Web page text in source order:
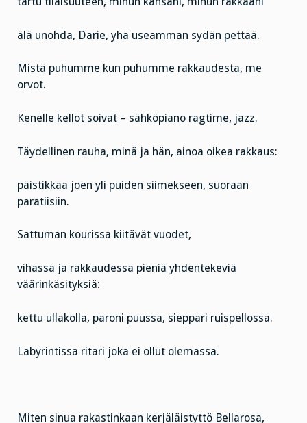
älä unohda, Darie, yhä useamman sydän pettää.
Mistä puhumme kun puhumme rakkaudesta, me
orvot.
Kenelle kellot soivat – sähköpiano ragtime, jazz.
Täydellinen rauha, minä ja hän, ainoa oikea rakkaus:
päistikkaa joen yli puiden siimekseen, suoraan
paratiisiin.
Sattuman kourissa kiitävät vuodet,
vihassa ja rakkaudessa pieniä yhdentekeviä
väärinkäsityksiä:
kettu ullakolla, paroni puussa, sieppari ruispellossa.
Labyrintissa ritari joka ei ollut olemassa.
Miten sinua rakastinkaan kerjäläistyttö Bellarosa,